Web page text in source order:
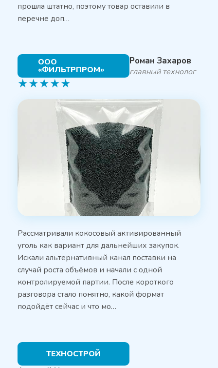
прошла штатно, поэтому товар оставили в
перечне доп…
ООО
«ФИЛЬТРПРОМ»
Роман Захаров
главный технолог
★★★★★
Рассматривали кокосовый активированный
уголь как вариант для дальнейших закупок.
Искали альтернативный канал поставки на
случай роста объёмов и начали с одной
контролируемой партии. После короткого
разговора стало понятно, какой формат
подойдёт сейчас и что мо…
ТЕХНОСТРОЙ